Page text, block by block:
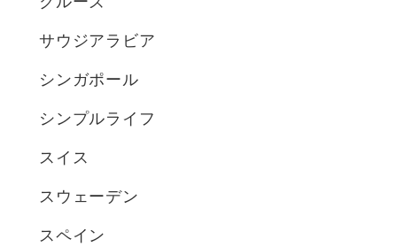
サウジアラビア
シンガポール
シンプルライフ
スイス
スウェーデン
スペイン